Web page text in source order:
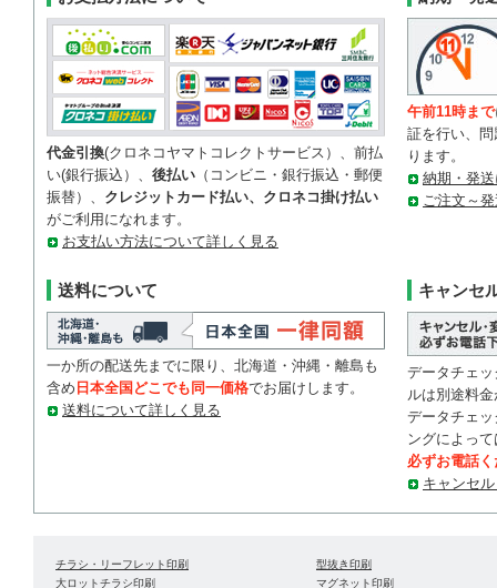
代金引換(クロネコヤマトコレクトサービス）、前払
い(銀行振込）、 後払い （コンビニ・銀行振込・郵便
振替）、 クレジットカード払い、クロネコ掛け払い
がご利用になれます。
お支払い方法について詳しく見る
送料について
一か所の配送先までに限り、北海道・沖縄・離島も
含め 日本全国どこでも同一価格でお届けします。
送料について詳しく見る
午前11時まで
証を行い、
ります。
納期・発
ご注文～
キャンセ
データチェ
ルは別途料
データチェ
ングによっ
必ずお電話
キャンセ
チラシ・リーフレット印刷
大ロットチラシ印刷
型抜き印刷
マグネット印刷